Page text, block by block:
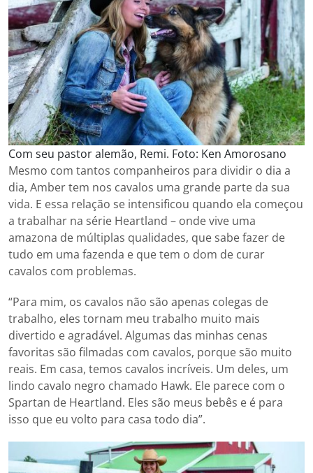
Com seu pastor alemão, Remi. Foto: Ken Amorosano
Mesmo com tantos companheiros para dividir o dia a
dia, Amber tem nos cavalos uma grande parte da sua
vida. E essa relação se intensificou quando ela começou
a trabalhar na série Heartland – onde vive uma
amazona de múltiplas qualidades, que sabe fazer de
tudo em uma fazenda e que tem o dom de curar
cavalos com problemas.
“Para mim, os cavalos não são apenas colegas de
trabalho, eles tornam meu trabalho muito mais
divertido e agradável. Algumas das minhas cenas
favoritas são filmadas com cavalos, porque são muito
reais. Em casa, temos cavalos incríveis. Um deles, um
lindo cavalo negro chamado Hawk. Ele parece com o
Spartan de Heartland. Eles são meus bebês e é para
isso que eu volto para casa todo dia”.